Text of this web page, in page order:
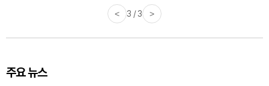
< 3 / 3 >
주요 뉴스